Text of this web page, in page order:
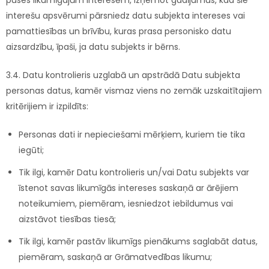
interešu apsvērumi pārsniedz datu subjekta intereses vai
pamattiesības un brīvību, kuras prasa personisko datu
aizsardzību, īpaši, ja datu subjekts ir bērns.
3.4. Datu kontrolieris uzglabā un apstrādā Datu subjekta
personas datus, kamēr vismaz viens no zemāk uzskaitītajiem
kritērijiem ir izpildīts:
Personas dati ir nepieciešami mērķiem, kuriem tie tika
iegūti;
Tik ilgi, kamēr Datu kontrolieris un/vai Datu subjekts var
īstenot savas likumīgās intereses saskaņā ar ārējiem
noteikumiem, piemēram, iesniedzot iebildumus vai
aizstāvot tiesības tiesā;
Tik ilgi, kamēr pastāv likumīgs pienākums saglabāt datus,
piemēram, saskaņā ar Grāmatvedības likumu;